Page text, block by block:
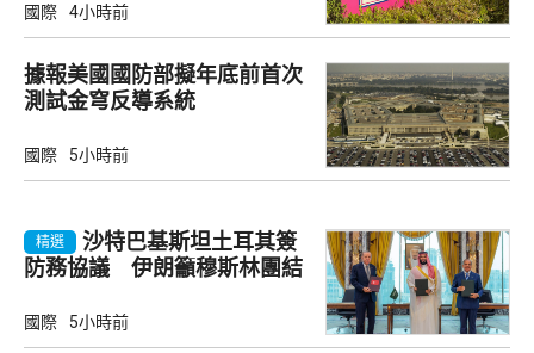
國際 4小時前
據報美國國防部擬年底前首次
測試金穹反導系統
國際 5小時前
精選
沙特巴基斯坦土耳其簽
防務協議 伊朗籲穆斯林團結
國際 5小時前